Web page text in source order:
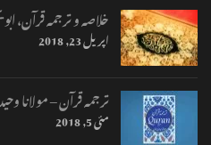
خلاصہ و ترجمہ قرآن،
اپریل 23, 2018
ترجمہ قرآن – مولانا
مئی 5, 2018